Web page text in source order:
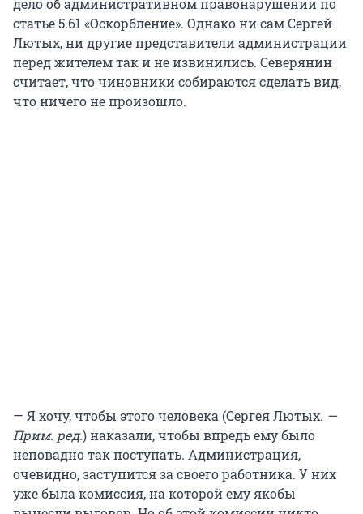
дело об административном правонарушении по
статье 5.61 «Оскорбление». Однако ни сам Сергей
Лютых, ни другие представители администрации
перед жителем так и не извинились. Северянин
считает, что чиновники собираются сделать вид,
что ничего не произошло.
— Я хочу, чтобы этого человека (Сергея Лютых. —
Прим. ред.) наказали, чтобы впредь ему было
неповадно так поступать. Администрация,
очевидно, заступится за своего работника. У них
уже была комиссия, на которой ему якобы